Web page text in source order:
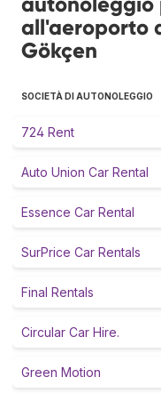
all'aeroporto
Gökçen
SOCIETÀ DI AUTONOLEGGIO
724 Rent
Auto Union Car Rental
Essence Car Rental
SurPrice Car Rentals
Final Rentals
Circular Car Hire.
Green Motion